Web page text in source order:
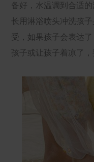
备好，水温调到合适
长用淋浴喷头冲洗孩
受，如果孩子会表达
孩子或让孩子着凉了，